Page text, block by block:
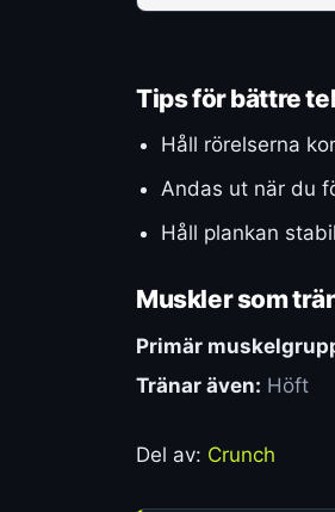
Tips för bättre
Håll rörelserna
Andas ut när du
Håll plankan
Muskler som
Primär
Tränar även: Höft
Del av: Crunch